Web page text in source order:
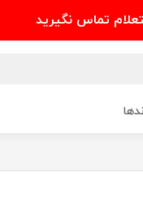
تماس نگیرید